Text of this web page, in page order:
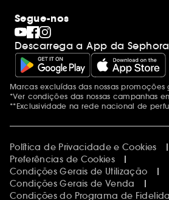
Segue-nos
Descarrega a App da Sephora
Menções adicionais
Marcas excluídas das nossas promoções
*Ver condições das nossas campanhas
**Exclusividade na rede nacional de
Política de Privacidade e Cookies
Preferências de Cookies
Condições Gerais de Utilização
Condições Gerais de Venda
Condições do Programa de